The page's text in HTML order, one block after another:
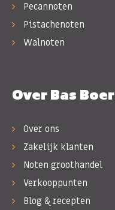
Pecannoten
Pistachenoten
Walnoten
Over Bas Boer
Over ons
Zakelijk klanten
Noten groothandel
Verkooppunten
Blog & recepten